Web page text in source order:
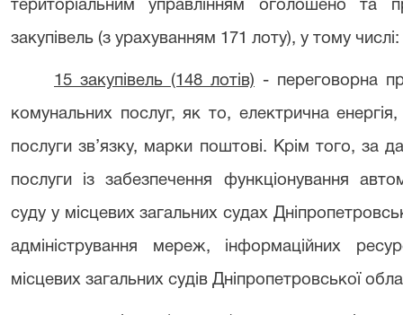
територіальним управлінням оголошено та
закупівель (з урахуванням 171 лоту), у тому числі:
15 закупівель (148 лотів) - переговорна
комунальних послуг, як то, електрична
послуги зв’язку, марки поштові. Крім того, за
послуги із забезпечення функціонування
суду у місцевих загальних судах
адміністрування мереж, інформаційних
місцевих загальних судів Дніпропетровської